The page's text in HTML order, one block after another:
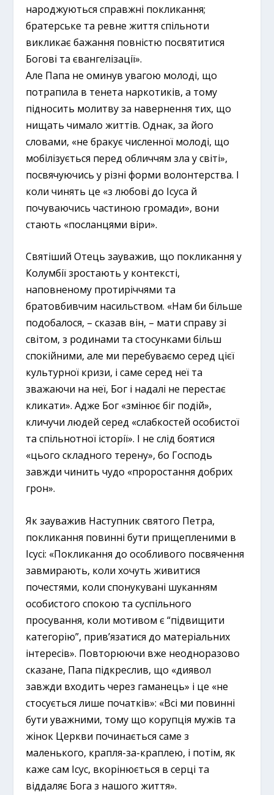
народжуються справжні покликання;
братерське та ревне життя спільноти
викликає бажання повністю посвятитися
Богові та євангелізації».
Але Папа не оминув увагою молоді, що
потрапила в тенета наркотиків, а тому
підносить молитву за навернення тих, що
нищать чимало життів. Однак, за його
словами, «не бракує численної молоді, що
мобілізується перед обличчям зла у світі»,
посвячуючись у різні форми волонтерства. І
коли чинять це «з любові до Ісуса й
почуваючись частиною громади», вони
стають «посланцями віри».
Святіший Отець зауважив, що покликання у
Колумбії зростають у контексті,
наповненому протиріччями та
братовбивчим насильством. «Нам би більше
подобалося, – сказав він, – мати справу зі
світом, з родинами та стосунками більш
спокійними, але ми перебуваємо серед цієї
культурної кризи, і саме серед неї та
зважаючи на неї, Бог і надалі не перестає
кликати». Адже Бог «змінює біг подій»,
кличучи людей серед «слабкостей особистої
та спільнотної історії». І не слід боятися
«цього складного терену», бо Господь
завжди чинить чудо «проростання добрих
грон».
Як зауважив Наступник святого Петра,
покликання повинні бути прищепленими в
Ісусі: «Покликання до особливого посвячення
завмирають, коли хочуть живитися
почестями, коли спонукувані шуканням
особистого спокою та суспільного
просування, коли мотивом є “підвищити
категорію”, прив’язатися до матеріальних
інтересів». Повторюючи вже неодноразово
сказане, Папа підкреслив, що «диявол
завжди входить через гаманець» і це «не
стосується лише початків»: «Всі ми повинні
бути уважними, тому що корупція мужів та
жінок Церкви починається саме з
маленького, крапля-за-краплею, і потім, як
каже сам Ісус, вкорінюється в серці та
віддаляє Бога з нашого життя».